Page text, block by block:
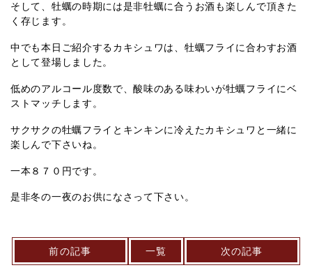
そして、牡蠣の時期には是非牡蠣に合うお酒も楽しんで頂きた
く存じます。
中でも本日ご紹介するカキシュワは、牡蠣フライに合わすお酒
として登場しました。
低めのアルコール度数で、酸味のある味わいが牡蠣フライにベ
ストマッチします。
サクサクの牡蠣フライとキンキンに冷えたカキシュワと一緒に
楽しんで下さいね。
一本８７０円です。
是非冬の一夜のお供になさって下さい。
前の記事 一覧 次の記事